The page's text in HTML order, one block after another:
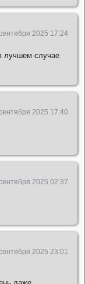
2025 17:24
лучшем случае
2025 17:40
2025 02:37
2025 23:01